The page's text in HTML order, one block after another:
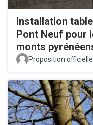
Installation
Pont Neuf pour
monts
Proposition officielle